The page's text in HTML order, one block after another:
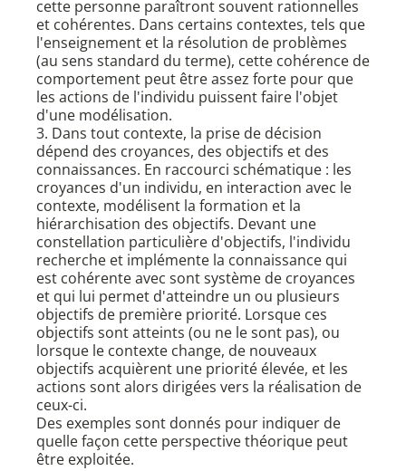
cette personne paraîtront souvent rationnelles
et cohérentes. Dans certains contextes, tels que
l'enseignement et la résolution de problèmes
(au sens standard du terme), cette cohérence de
comportement peut être assez forte pour que
les actions de l'individu puissent faire l'objet
d'une modélisation.
3. Dans tout contexte, la prise de décision
dépend des croyances, des objectifs et des
connaissances. En raccourci schématique : les
croyances d'un individu, en interaction avec le
contexte, modélisent la formation et la
hiérarchisation des objectifs. Devant une
constellation particulière d'objectifs, l'individu
recherche et implémente la connaissance qui
est cohérente avec sont système de croyances
et qui lui permet d'atteindre un ou plusieurs
objectifs de première priorité. Lorsque ces
objectifs sont atteints (ou ne le sont pas), ou
lorsque le contexte change, de nouveaux
objectifs acquièrent une priorité élevée, et les
actions sont alors dirigées vers la réalisation de
ceux-ci.
Des exemples sont donnés pour indiquer de
quelle façon cette perspective théorique peut
être exploitée.